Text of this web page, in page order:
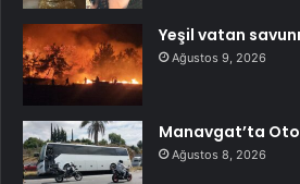
Yeşil vatan
Ağustos 9, 2026
Manavgat’ta
Ağustos 8, 2026